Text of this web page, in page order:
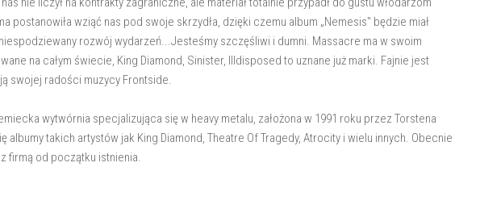
postanowiła wziąć nas pod swoje skrzydła, dzięki czemu album „Nemesis" będzie miał
rozwój wydarzeń...Jesteśmy szczęśliwi i dumni. Massacre ma w swoim
na całym świecie, King Diamond, Sinister, Illdisposed to uznane już marki. Fajnie jest
swojej radości muzycy Frontside.
wytwórnia specjalizująca się w heavy metalu, założona w 1991 roku przez Torstena
albumy takich artystów jak King Diamond, Theatre Of Tragedy, Atrocity i wielu innych. Obecnie
firmą od początku istnienia.